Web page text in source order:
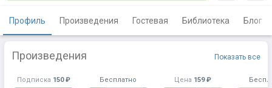
Профиль Произведения Гостевая Библиотека Блог
Произведения Показать все
Подписка 150 ₽ Бесплатно Цена 159 ₽